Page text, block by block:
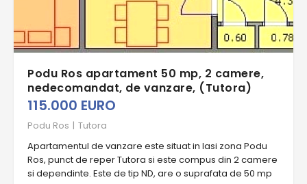
Podu Ros apartament 50 mp, 2 camere,
nedecomandat, de vanzare, (Tutora)
115.000 EURO
Podu Ros | Tutora
Apartamentul de vanzare este situat in Iasi zona Podu
Ros, punct de reper Tutora si este compus din 2 camere
si dependinte. Este de tip ND, are o suprafata de 50 mp